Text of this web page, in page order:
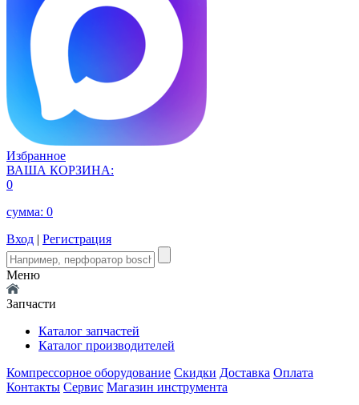
Избранное
ВАША КОРЗИНА:
0
сумма: 0
Вход | Регистрация
Меню
Запчасти
Каталог запчастей
Каталог производителей
Компрессорное оборудование Скидки Доставка Оплата
Контакты Сервис Магазин инструмента